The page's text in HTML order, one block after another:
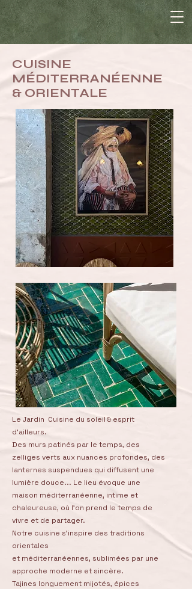
CUISINE
MÉDITERRANÉENNE
& ORIENTALE
Le Jardin Cuisine du soleil & esprit
d’ailleurs.
Des murs patinés par le temps, des
zelliges verts aux nuances profondes, des
lanternes suspendues qui diffusent une
lumière douce... Le lieu évoque une
maison méditerranéenne, intime et
chaleureuse, où l’on prend le temps de
vivre et de partager.
Notre cuisine s’inspire des traditions
orientales
et méditerranéennes, sublimées par une
approche moderne et sincère.
Tajines longuement mijotés, épices